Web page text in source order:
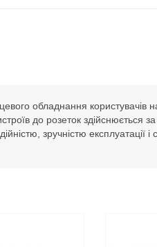
обладнання користувачів
до розеток здійснюється
зручністю експлуатації і